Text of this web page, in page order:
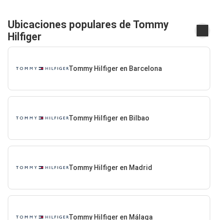
Ubicaciones populares de Tommy
Hilfiger
Tommy Hilfiger en Barcelona
Tommy Hilfiger en Bilbao
Tommy Hilfiger en Madrid
Tommy Hilfiger en Málaga